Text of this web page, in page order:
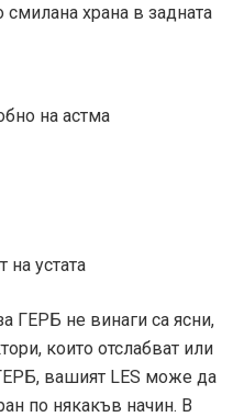
смилана храна в задната
на астма
на устата
ГЕРБ не винаги са ясни,
които отслабват или
вашият LES може да
по някакъв начин. В